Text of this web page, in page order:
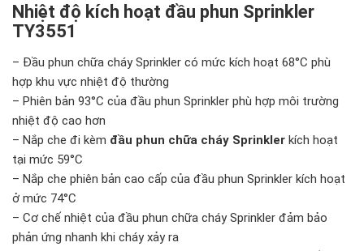
Nhiệt độ kích hoạt đầu phun Sprinkler
TY3551
– Đầu phun chữa cháy Sprinkler có mức kích hoạt 68°C phù
hợp khu vực nhiệt độ thường
– Phiên bản 93°C của đầu phun Sprinkler phù hợp môi trường
nhiệt độ cao hơn
– Nắp che đi kèm đầu phun chữa cháy Sprinkler kích hoạt
tại mức 59°C
– Nắp che phiên bản cao cấp của đầu phun Sprinkler kích hoạt
ở mức 74°C
– Cơ chế nhiệt của đầu phun chữa cháy Sprinkler đảm bảo
phản ứng nhanh khi cháy xảy ra